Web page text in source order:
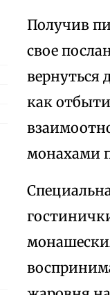
Получив
свое
вернуться
как
монахами